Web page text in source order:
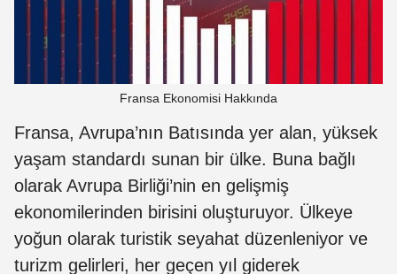
Fransa Ekonomisi Hakkında
Fransa, Avrupa’nın Batısında yer alan, yüksek
yaşam standardı sunan bir ülke. Buna bağlı
olarak Avrupa Birliği’nin en gelişmiş
ekonomilerinden birisini oluşturuyor. Ülkeye
yoğun olarak turistik seyahat düzenleniyor ve
turizm gelirleri, her geçen yıl giderek